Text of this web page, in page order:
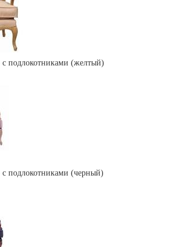
подлокотниками (желтый)
подлокотниками (черный)